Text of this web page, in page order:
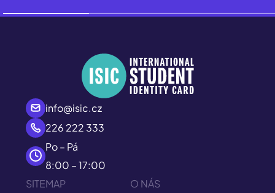
info@isic.cz
226 222 333
Po – Pá
8:00 – 17:00
SITEMAP
O NÁS